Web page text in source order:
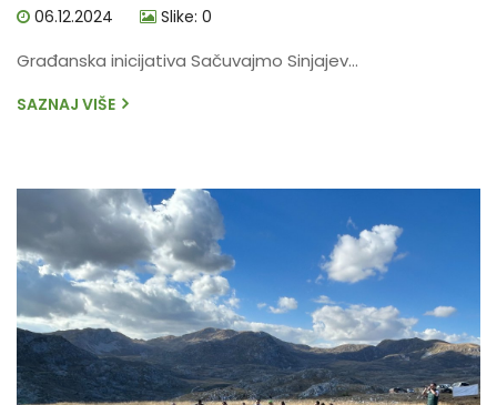
06.12.2024 Slike: 0
Građanska inicijativa Sačuvajmo Sinjajev...
SAZNAJ VIŠE